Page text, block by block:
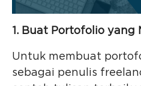
1. Buat Portofolio yang
Untuk membuat
sebagai penulis